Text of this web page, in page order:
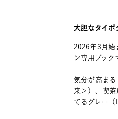
大胆なタイポ
2026年3月始
ン専用ブック
気分が高ま
来＞）、喫
てるグレー（